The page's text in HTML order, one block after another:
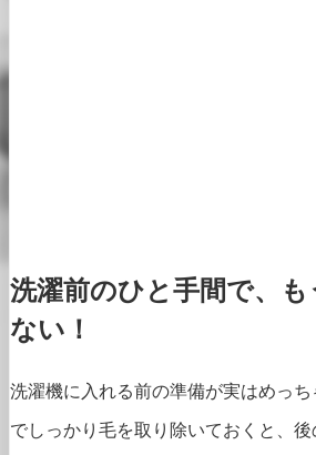
洗濯前のひと手間で、も
ない！
洗濯機に入れる前の準備が実はめっち
でしっかり毛を取り除いておくと、